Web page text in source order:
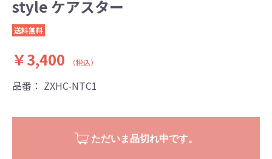
style ケアスター
送料無料
￥3,400 （税込）
品番： ZXHC-NTC1
ただいま品切れ中です。